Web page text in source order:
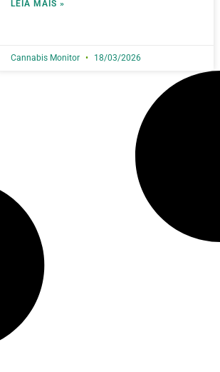
LEIA MAIS »
Cannabis Monitor 18/03/2026